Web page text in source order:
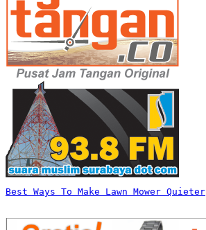
Best Ways To Make Lawn Mower Quieter